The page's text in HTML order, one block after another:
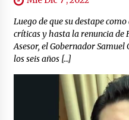
Luego de que su destape
críticas y hasta la renuncia de
Asesor, el Gobernador
los seis años […]